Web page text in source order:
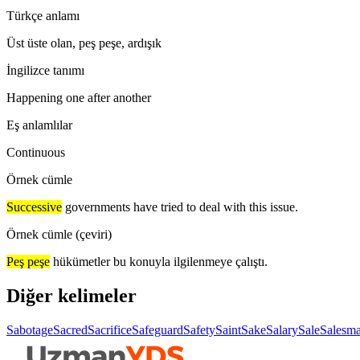
Türkçe anlamı
Üst üste olan, peş peşe, ardışık
İngilizce tanımı
Happening one after another
Eş anlamlılar
Continuous
Örnek cümle
Successive governments have tried to deal with this issue.
Örnek cümle (çeviri)
Peş peşe hükümetler bu konuyla ilgilenmeye çalıştı.
Diğer kelimeler
SabotageSacredSacrificeSafeguardSafetySaintSakeSalarySale